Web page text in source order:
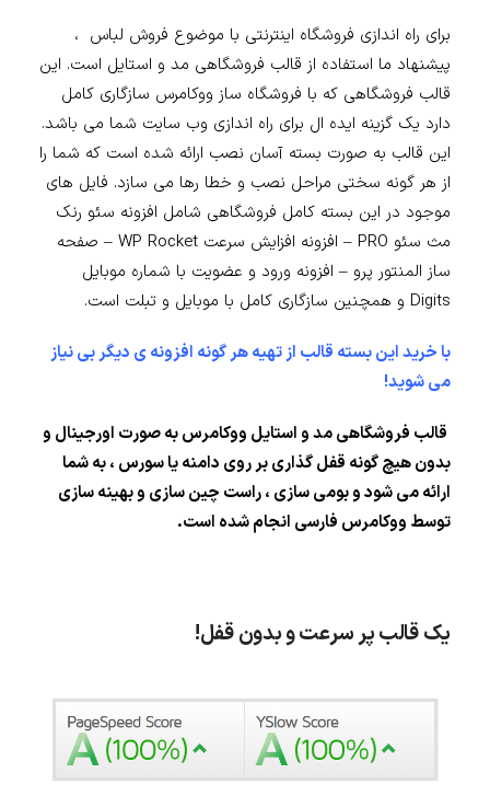
برای راه اندازی فروشگاه اینترنتی با موضوع فروش لباس ،
پیشنهاد ما استفاده از قالب فروشگاهی مد و استایل است. این
قالب فروشگاهی که با فروشگاه ساز ووکامرس سازگاری کامل
دارد یک گزینه ایده ال برای راه اندازی وب سایت شما می باشد.
این قالب به صورت بسته آسان نصب ارائه شده است که شما را
از هر گونه سختی مراحل نصب و خطا رها می سازد. فایل های
موجود در این بسته کامل فروشگاهی شامل افزونه سئو رنک
مث سئو PRO – افزونه افزایش سرعت WP Rocket – صفحه
ساز المنتور پرو – افزونه ورود و عضویت با شماره موبایل
Digits و همچنین سازگاری کامل با موبایل و تبلت است.
با خرید این بسته قالب از تهیه هر گونه افزونه ی دیگر بی نیاز
می شوید!
قالب فروشگاهی مد و استایل ووکامرس به صورت اورجینال و
بدون هیچ گونه قفل گذاری بر روی دامنه یا سورس ، به شما
ارائه می شود و بومی سازی ، راست چین سازی و بهینه سازی
توسط ووکامرس فارسی انجام شده است.
یک قالب پر سرعت و بدون قفل!